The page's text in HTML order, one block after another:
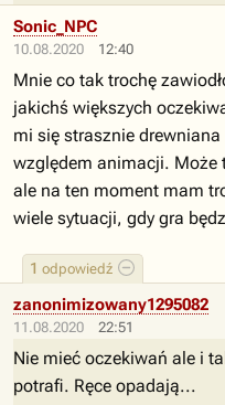
10.08.2020 12:40
1 odpowiedź
Sonic_NPC
Mnie co tak trochę
jakichś większych
mi się strasznie
względem animacji. Może
ale na ten moment mam
wiele sytuacji, gdy gra
11.08.2020 22:51
zanonimizowany1295082
Nie mieć oczekiwań ale i
potrafi. Ręce opadają...